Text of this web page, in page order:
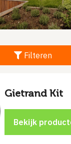
Filteren
Gietrand Kit